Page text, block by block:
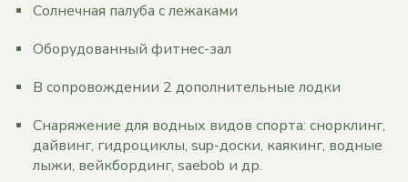
Солнечная палуба с лежаками
Оборудованный фитнес-зал
В сопровождении 2 дополнительные лодки
Снаряжение для водных видов спорта: снорклинг,
дайвинг, гидроциклы, sup-доски, каякинг, водные
лыжи, вейкбординг, saebob и др.